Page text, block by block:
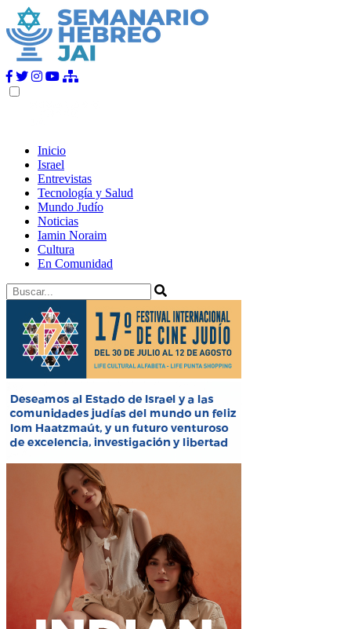
Inicio
Israel
Entrevistas
Tecnología y Salud
Mundo Judío
Noticias
Iamin Noraim
Cultura
En Comunidad